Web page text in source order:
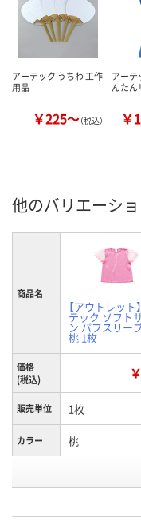
アーテック うちわ 工作
用品
￥225～（税込）
アーテ
んたん
￥
他のバリエーシ
商品名
【アウトレット
テック ソフト
ン パフスリー
桃 1枚
価格
(税込)
販売単位 1枚
カラー 桃